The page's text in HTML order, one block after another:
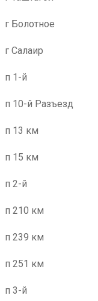
г Болотное
г Салаир
п 1-й
п 10-й Разъезд
п 13 км
п 15 км
п 2-й
п 210 км
п 239 км
п 251 км
п 3-й